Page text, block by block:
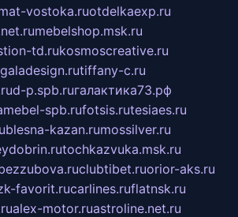
vostoka.ruotdelkaexp.ru
mebelshop.msk.ru
td.rukosmoscreative.ru
tiffany-c.ru
d-p.spb.ruгалактика73.рф
spb.rufotsis.rutesiaes.ru
blesna-kazan.rumossilver.ru
tochkazvuka.msk.ru
clubtibet.ruorior-aks.ru
favorit.rucarlines.ruflatnsk.ru
alex-motor.ruastroline.net.ru